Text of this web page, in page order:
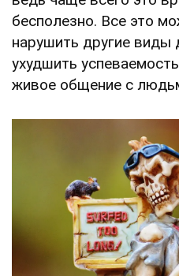
бесполезно. Все это
нарушить другие виды
ухудшить
живое общение с